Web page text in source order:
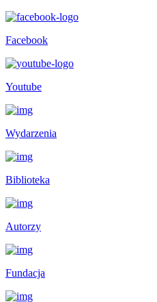
Facebook
Youtube
Wydarzenia
Biblioteka
Autorzy
Fundacja